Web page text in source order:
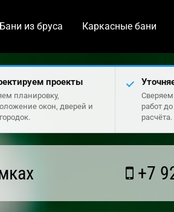
Бани из бруса Каркасные бани
проекты
планировку,
окон, дверей и
работ
расчёта.
+7